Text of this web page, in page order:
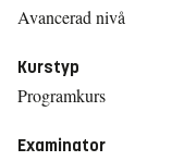
Avancerad nivå
Kurstyp
Programkurs
Examinator